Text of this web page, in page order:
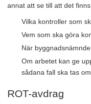
annat att se till att det
Vilka kontroller som
Vem som ska göra
När
Om arbetet kan ge
sådana fall ska tas
ROT-avdrag